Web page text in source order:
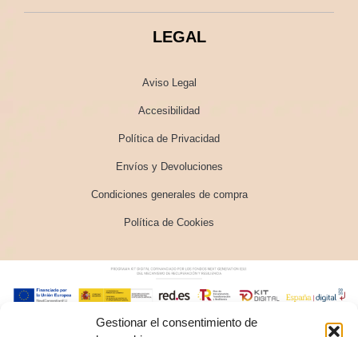
Gestionar el consentimiento de
LEGAL
Aviso Legal
Accesibilidad
Política de Privacidad
Envíos y Devoluciones
Condiciones generales de compra
Política de Cookies